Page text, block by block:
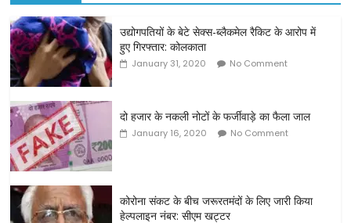
उद्योगपतियों के बेटे सेक्स-ब्लैकमेल रैकिट के आरोप में
हुए गिरफ्तार: कोलकाता
January 31, 2020 No Comment
दो हजार के नकली नोटों के फर्जीवाड़े का फैला जाल
January 16, 2020 No Comment
कोरोना संकट के बीच जरूरतमंदों के लिए जारी किया
हेल्पलाइन नंबर: सीएम खट्टर